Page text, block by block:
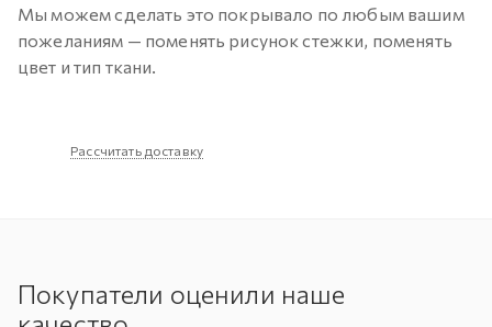
Мы можем сделать это покрывало по любым вашим
пожеланиям — поменять рисунок стежки, поменять
цвет и тип ткани.
Рассчитать доставку
Покупатели оценили наше